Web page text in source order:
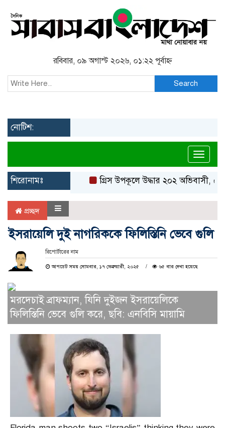
রবিবার, ০৯ অগাস্ট ২০২৬, ০১:২২ পূর্বাহ্ন
Search
নোটিশ:
শিরোনামঃ গ্রিস উপকূলে উদ্ধার ২০২ অভিবাসী,
প্রচ্ছদ
ইসরায়েলি দুই নাগরিককে ফিলিস্তিনি ভেবে গুলি
রিপোর্টারের নাম
আপডেট সময় সোমবার, ১৭ ফেব্রুয়ারী, ২০২৫ ৬৫ বার দেখা হয়েছে
মরদেচাই ব্রাফম্যান, যিনি দুইজন ইসরায়েলিকে
ফিলিস্তিনি ভেবে গুলি করে, ছবি: এনবিসি মায়ামি